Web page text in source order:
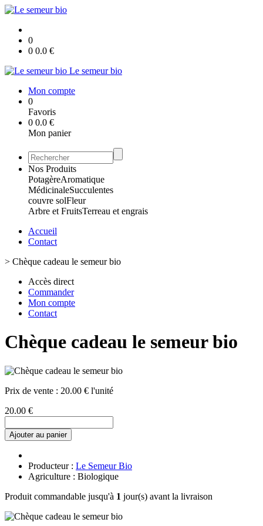
0
0 0.0 €
Le semeur bio
Mon compte
0
Favoris
0 0.0 €
Mon panier
Nos Produits
PotagèreAromatique
MédicinaleSucculentes
couvre solFleur
Arbre et FruitsTerreau et engrais
Accueil
Contact
> Chèque cadeau le semeur bio
Accès direct
Commander
Mon compte
Contact
Chèque cadeau le semeur bio
Prix de vente : 20.00 € l'unité
20.00 €
Ajouter au panier
Producteur : Le Semeur Bio
Agriculture : Biologique
Produit commandable jusqu'à 1 jour(s) avant la livraison